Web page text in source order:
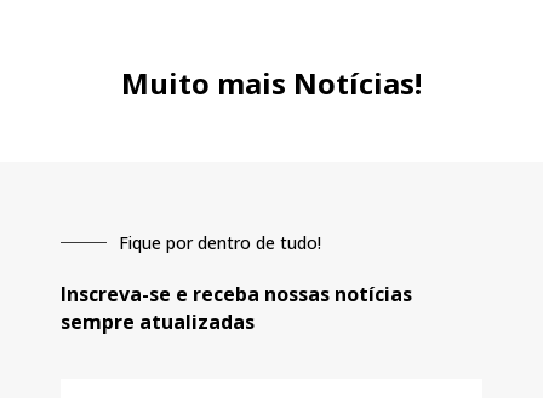
Muito mais Notícias!
Fique por dentro de tudo!
Inscreva-se e receba nossas notícias
sempre atualizadas